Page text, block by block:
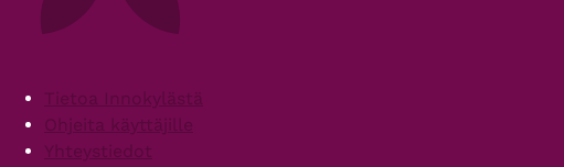
FooterTietoa Innokylästä
Ohjeita käyttäjille
Yhteystiedot